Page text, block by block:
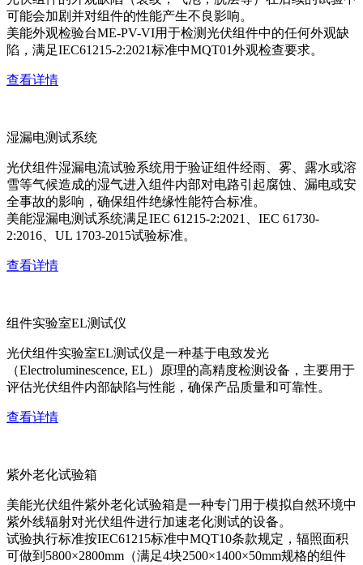
可能会加剧并对组件的性能产生不良影响。
美能外观检验台ME-PV-VI用于检测光伏组件中的任何外观缺
陷，满足IEC61215-2:2021标准中MQT01外观检查要求。
查看详情
湿漏电测试系统
光伏组件湿漏电流试验系统用于验证组件经雨、雾、露水或溶
雪等气候造成的湿气进入组件内部对电路引起腐蚀、漏电或安
全事故的影响，确保组件绝缘性能符合标准。
美能湿漏电测试系统满足IEC 61215-2:2021、IEC 61730-
2:2016、UL 1703-2015试验标准。
查看详情
组件实验室EL测试仪
光伏组件实验室EL测试仪是一种基于电致发光
（Electroluminescence, EL）原理的高精度检测设备，主要用于
评估光伏组件内部缺陷与性能，确保产品质量和可靠性。
查看详情
紫外老化试验箱
美能光伏组件紫外老化试验箱是一种专门用于模拟自然环境中
紫外线辐射对光伏组件进行加速老化测试的设备。
试验执行标准按IEC61215标准中MQT10条款规定，辐照面积
可做到5800×2800mm（满足4块2500×1400×50mm规格的组件